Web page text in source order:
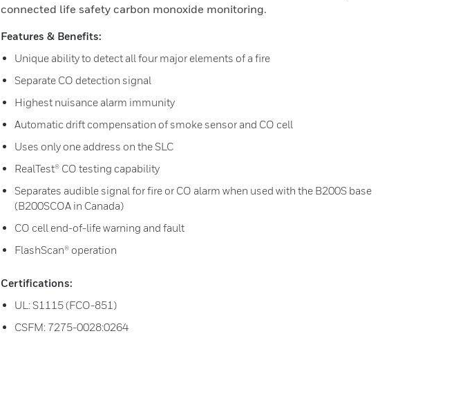
connected life safety carbon monoxide monitoring.
Features & Benefits:
Unique ability to detect all four major elements of a fire
Separate CO detection signal
Highest nuisance alarm immunity
Automatic drift compensation of smoke sensor and CO cell
Uses only one address on the SLC
RealTest® CO testing capability
Separates audible signal for fire or CO alarm when used with the B200S base
(B200SCOA in Canada)
CO cell end-of-life warning and fault
FlashScan® operation
Certifications:
UL: S1115 (FCO-851)
CSFM: 7275-0028:0264